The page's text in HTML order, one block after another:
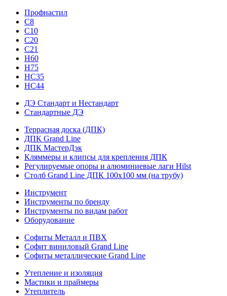
Профнастил
С8
С10
С20
С21
H60
H75
HС35
НС44
ДЭ Стандарт и Нестандарт
Стандартные ДЭ
Террасная доска (ДПК)
ДПК Grand Line
ДПК МастерДэк
Кляммеры и клипсы для крепления ДПК
Регулируемые опоры и алюминиевые лаги Hilst
Столб Grand Line ДПК 100х100 мм (на трубу)
Инструмент
Инструменты по бренду
Инструменты по видам работ
Оборудование
Софиты Металл и ПВХ
Софит виниловый Grand Line
Софиты металлические Grand Line
Утепление и изоляция
Мастики и праймеры
Утеплитель